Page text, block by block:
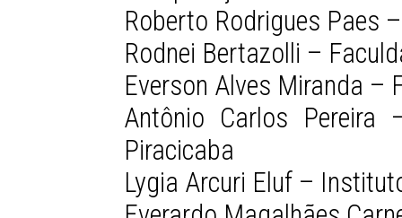
Roberto Rodrigues Paes
Rodnei Bertazolli –
Everson Alves Miranda –
Antônio Carlos Pereira
Piracicaba
Lygia Arcuri Eluf –